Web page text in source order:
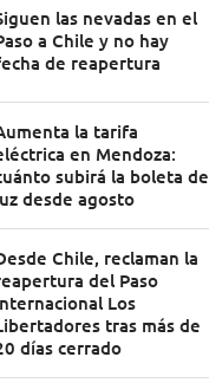
las nevadas en el
a Chile y no hay
de reapertura
la tarifa
en Mendoza:
subirá la boleta de
desde agosto
Chile, reclaman la
del Paso
Los
tras más de
días cerrado